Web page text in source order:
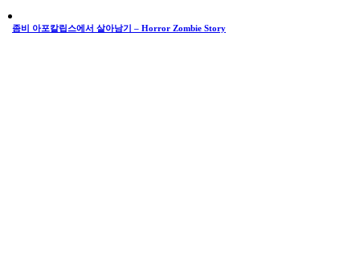
좀비 아포칼립스에서 살아남기 – Horror Zombie Story